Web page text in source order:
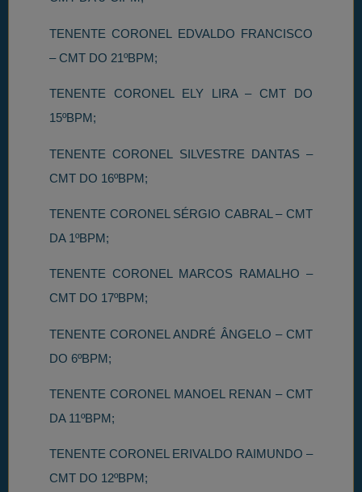
TENENTE CORONEL EDVALDO FRANCISCO
– CMT DO 21ºBPM;
TENENTE CORONEL ELY LIRA – CMT DO
15ºBPM;
TENENTE CORONEL SILVESTRE DANTAS –
CMT DO 16ºBPM;
TENENTE CORONEL SÉRGIO CABRAL – CMT
DA 1ºBPM;
TENENTE CORONEL MARCOS RAMALHO –
CMT DO 17ºBPM;
TENENTE CORONEL ANDRÉ ÂNGELO – CMT
DO 6ºBPM;
TENENTE CORONEL MANOEL RENAN – CMT
DA 11ºBPM;
TENENTE CORONEL ERIVALDO RAIMUNDO –
CMT DO 12ºBPM;